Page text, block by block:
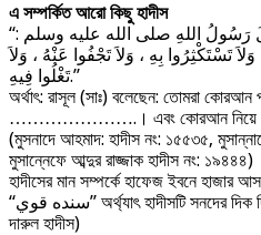
এ সম্পর্কিত আরো কিছু হাদীস
“عَنْ عَبْدِ اللهِ بْنِ شِبْلٍ ، قَالَ : قَالَ رَسُولُ اللهِ صلى الله عليه وسلم :
وَلاَ تَسْتَكْثِرُوا بِهِ ، وَلاَ تَجْفُوا عَنْهُ ، وَلاَ
تَغْلُوا فِيهِ.”
অর্থাৎ: রাসূল (সাঃ) বলেছেন: তোমরা কোরআন
………………….। এবং কোরআন নিয়ে
(মুসনাদে আহমাদ: হাদীস নং: ১৫৫৩৫,
মুসান্নেফে আব্দুর রাজ্জাক হাদীস নং: ১৯৪৪৪)
হাদীসের মান সম্পর্কে হাফেজ ইবনে হাজার
“سنده قوي” অর্থ্যাৎ হাদীসটি সনদের দিক দিয়ে শক্তিশালী। ( ফাতহুল বারী: ৯/১১৫,
দারুল হাদীস)